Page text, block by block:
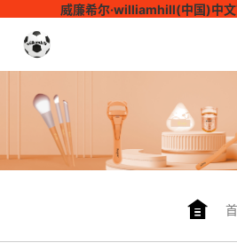
威廉希尔·williamhill(中国)中文